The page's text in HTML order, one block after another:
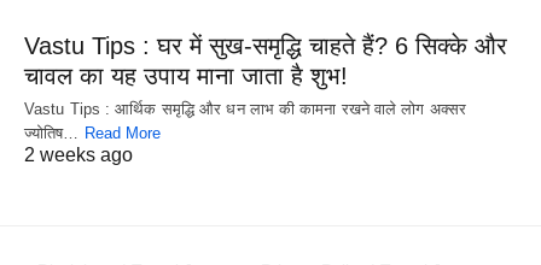
Vastu Tips : घर में सुख-समृद्धि चाहते हैं? 6 सिक्के और
चावल का यह उपाय माना जाता है शुभ!
Vastu Tips : आर्थिक समृद्धि और धन लाभ की कामना रखने वाले लोग अक्सर
ज्योतिष… Read More
2 weeks ago